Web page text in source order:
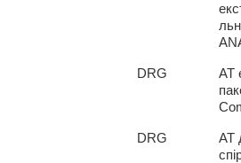
DRG
АТ
DRG
АТ